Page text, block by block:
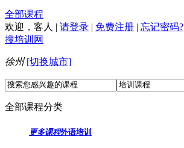
全部课程
欢迎， 客人 | 请登录 | 免费注册 | 忘记密码?
搜培训网
徐州 [切换城市]
全部课程分类
更多课程外语培训